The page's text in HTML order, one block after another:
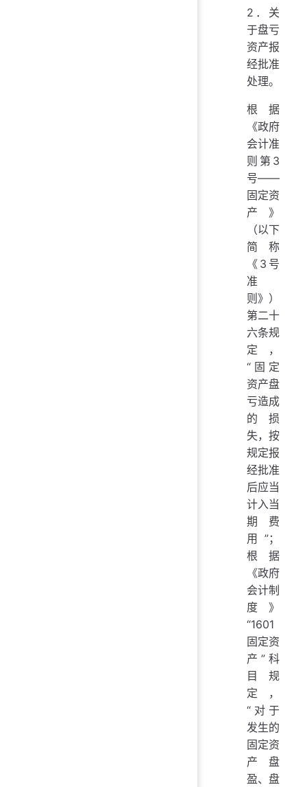
2．关
于盘亏
资产报
经批准
处理。
根据
《政府
会计准
则第3
号——
固定资
产》
（以下
简称
《3号
准
则》）
第二十
六条规
定，
“固定
资产盘
亏造成
的损
失，按
规定报
经批准
后应当
计入当
期费
用”；
根据
《政府
会计制
度》
“1601
固定资
产”科
目规
定，
“对于
发生的
固定资
产盘
盈、盘